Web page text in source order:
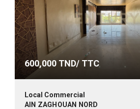
600,000 TND/ TTC
Local Commercial
AIN ZAGHOUAN NORD